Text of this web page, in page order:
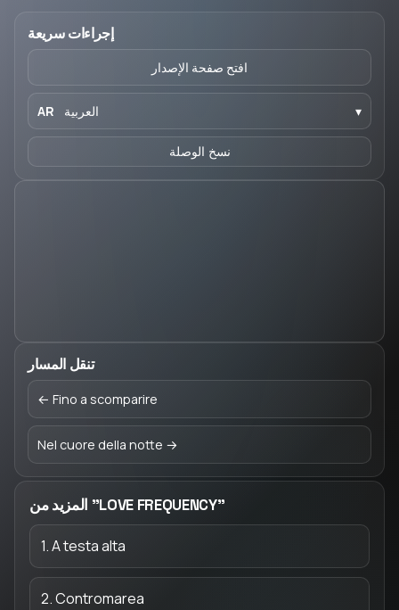
إجراءات سريعة
افتح صفحة الإصدار
AR العربية ▾
نسخ الوصلة
تنقل المسار
← Fino a scomparire
Nel cuore della notte →
المزيد من "LOVE FREQUENCY"
1. A testa alta
2. Contromarea